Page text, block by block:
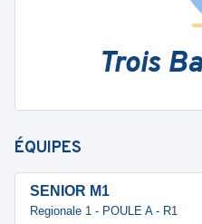
Trois
ÉQUIPES
SENIOR M1
Regionale 1 - POULE A - R1